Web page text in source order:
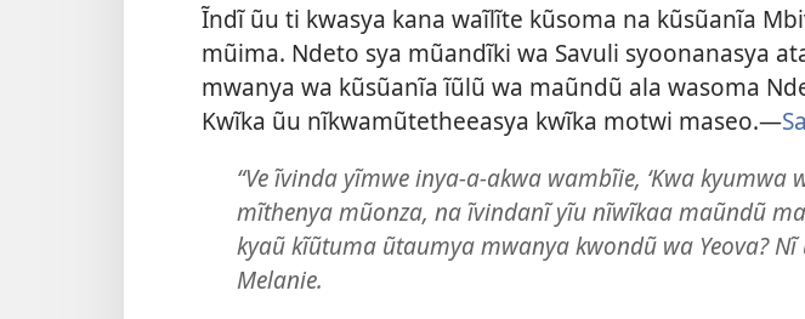
Ĩndĩ ũu ti kwasya kana waĩlĩte kũsoma na kũsũanĩa
mũima. Ndeto sya mũandĩki wa Savuli syoonanasya
mwanya wa kũsũanĩa ĩũlũ wa maũndũ ala wasoma
Kwĩka ũu nĩkwamũtetheeasya kwĩka motwi maseo.—
“Ve ĩvinda yĩmwe inya-a-akwa wambĩie, ‘Kwa kyumwa
mĩthenya mũonza, na ĩvindanĩ yĩu nĩwĩkaa maũndũ
kyaũ kĩũtuma ũtaumya mwanya kwondũ wa Yeova?
Melanie.